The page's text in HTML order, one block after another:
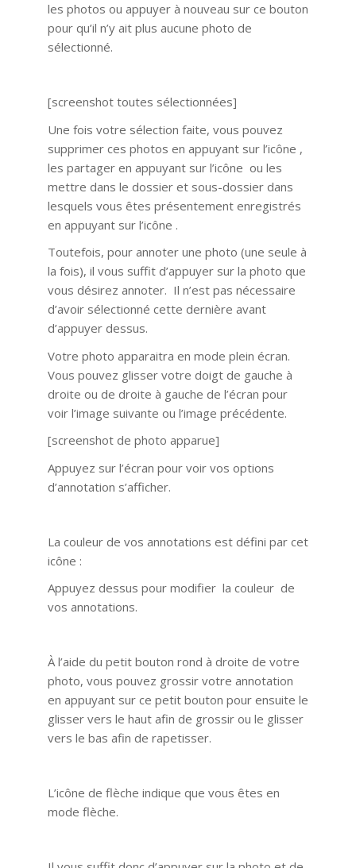
les photos ou appuyer à nouveau sur ce bouton
pour qu’il n’y ait plus aucune photo de
sélectionné.
[screenshot toutes sélectionnées]
Une fois votre sélection faite, vous pouvez
supprimer ces photos en appuyant sur l’icône ,
les partager en appuyant sur l’icône ou les
mettre dans le dossier et sous-dossier dans
lesquels vous êtes présentement enregistrés
en appuyant sur l’icône .
Toutefois, pour annoter une photo (une seule à
la fois), il vous suffit d’appuyer sur la photo que
vous désirez annoter. Il n’est pas nécessaire
d’avoir sélectionné cette dernière avant
d’appuyer dessus.
Votre photo apparaitra en mode plein écran.
Vous pouvez glisser votre doigt de gauche à
droite ou de droite à gauche de l’écran pour
voir l’image suivante ou l’image précédente.
[screenshot de photo apparue]
Appuyez sur l’écran pour voir vos options
d’annotation s’afficher.
La couleur de vos annotations est défini par cet
icône :
Appuyez dessus pour modifier la couleur de
vos annotations.
À l’aide du petit bouton rond à droite de votre
photo, vous pouvez grossir votre annotation
en appuyant sur ce petit bouton pour ensuite le
glisser vers le haut afin de grossir ou le glisser
vers le bas afin de rapetisser.
L’icône de flèche indique que vous êtes en
mode flèche.